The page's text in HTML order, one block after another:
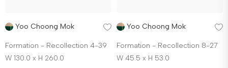
Yoo Choong Mok
Formation - Recollection 4-39
W 130.0 x H 260.0
Yoo Choong Mok
Formation - Recollection 8-27
W 45.5 x H 53.0